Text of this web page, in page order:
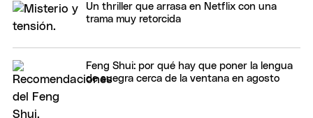
Un thriller que arrasa en Netflix con una
trama muy retorcida
Feng Shui: por qué hay que poner la lengua
de suegra cerca de la ventana en agosto